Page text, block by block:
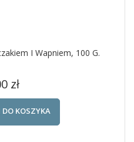
I Wapniem, 100 G.
zł
DO KOSZYKA